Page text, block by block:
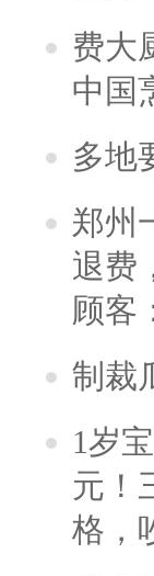
费大
中国
多地
郑州
退费
顾客
制裁
1岁
元！
格，